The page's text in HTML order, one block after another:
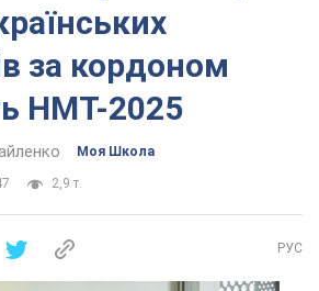
за кордоном
НМТ-2025
Моя Школа
2,9 т.
РУС